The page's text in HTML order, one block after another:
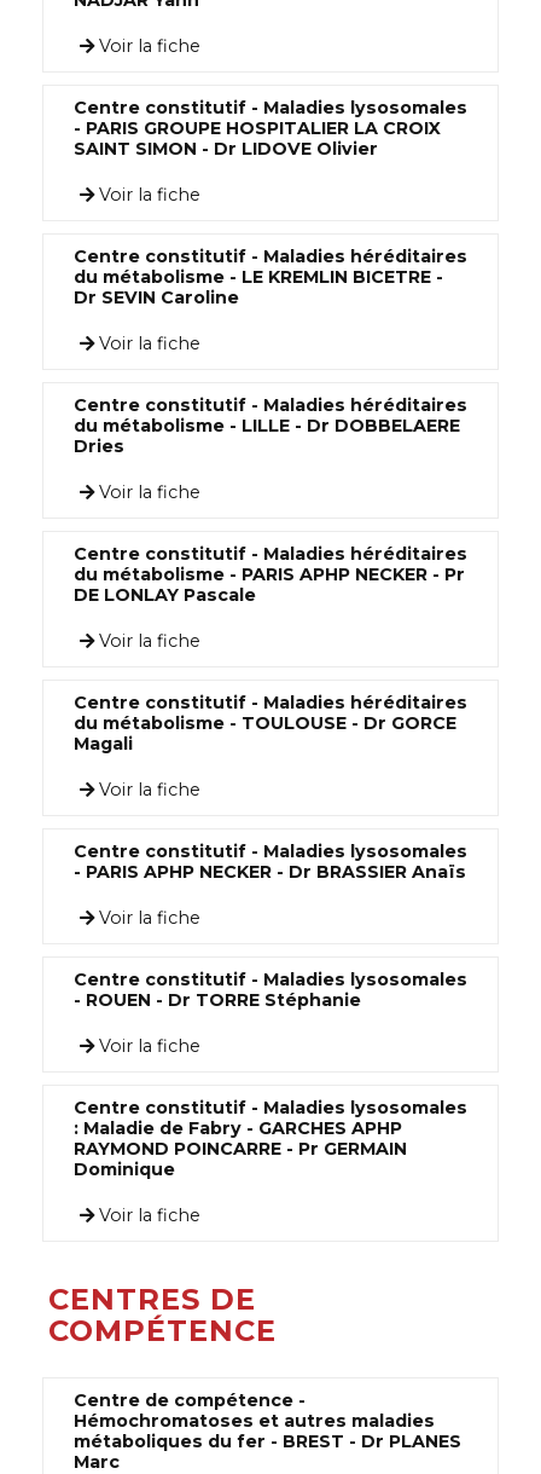
Voir la fiche
Centre constitutif - Maladies lysosomales
- PARIS GROUPE HOSPITALIER LA CROIX
SAINT SIMON - Dr LIDOVE Olivier
Voir la fiche
Centre constitutif - Maladies héréditaires
du métabolisme - LE KREMLIN BICETRE -
Dr SEVIN Caroline
Voir la fiche
Centre constitutif - Maladies héréditaires
du métabolisme - LILLE - Dr DOBBELAERE
Dries
Voir la fiche
Centre constitutif - Maladies héréditaires
du métabolisme - PARIS APHP NECKER - Pr
DE LONLAY Pascale
Voir la fiche
Centre constitutif - Maladies héréditaires
du métabolisme - TOULOUSE - Dr GORCE
Magali
Voir la fiche
Centre constitutif - Maladies lysosomales
- PARIS APHP NECKER - Dr BRASSIER Anaïs
Voir la fiche
Centre constitutif - Maladies lysosomales
- ROUEN - Dr TORRE Stéphanie
Voir la fiche
Centre constitutif - Maladies lysosomales
: Maladie de Fabry - GARCHES APHP
RAYMOND POINCARRE - Pr GERMAIN
Dominique
Voir la fiche
CENTRES DE
COMPÉTENCE
Centre de compétence -
Hémochromatoses et autres maladies
métaboliques du fer - BREST - Dr PLANES
Marc